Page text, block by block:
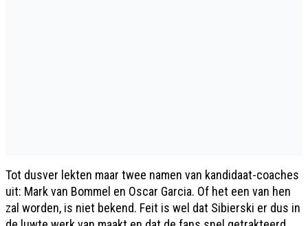
Tot dusver lekten maar twee namen van kandidaat-coaches
uit: Mark van Bommel en Oscar Garcia. Of het een van hen
zal worden, is niet bekend. Feit is wel dat Sibierski er dus in